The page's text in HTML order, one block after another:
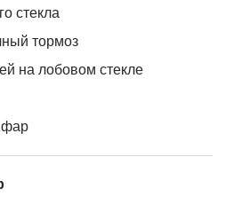
стекла
тормоз
на лобовом стекле
фар